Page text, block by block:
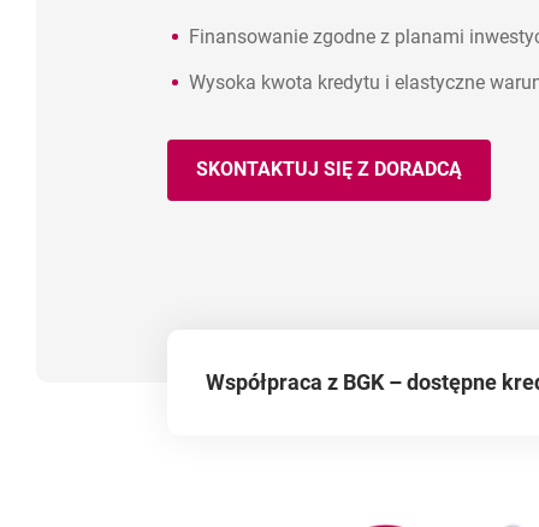
Finansowanie zgodne z planami
Wysoka kwota kredytu i elastyczne
SKONTAKTUJ SIĘ Z DORADCĄ
Współpraca z BGK – dostępne
Skorzystaj ze wsparcia publicznego
warunki i sięgnij po kredyt
Biznesmax Plus